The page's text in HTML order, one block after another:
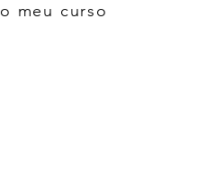
o meu curso